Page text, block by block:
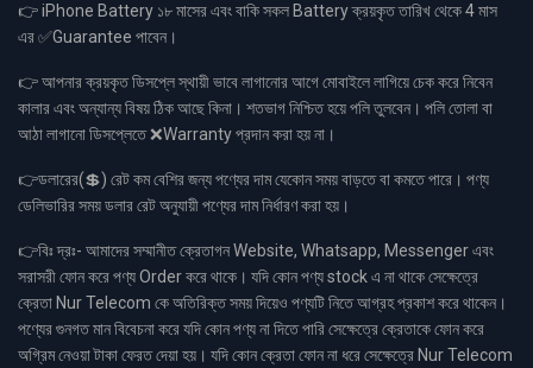
👉 iPhone Battery ১৮ মাসের এবং বাকি সকল Battery ক্রয়কৃত তারিখ থেকে 4 মাস
এর ✅Guarantee পাবেন।
👉 আপনার ক্রয়কৃত ডিসপ্লে স্থায়ী ভাবে লাগানোর আগে মোবাইলে লাগিয়ে চেক করে নিবেন
কালার এবং অন্যান্য বিষয় ঠিক আছে কিনা। শতভাগ নিশ্চিত হয়ে পলি তুলবেন। পলি তোলা বা
আঠা লাগানো ডিসপ্লেতে ❌Warranty প্রদান করা হয় না।
👉ডলারের(💲) রেট কম বেশির জন্য পণ্যের দাম যেকোন সময় বাড়তে বা কমতে পারে। পণ্য
ডেলিভারির সময় ডলার রেট অনুযায়ী পণ্যের দাম নির্ধারণ করা হয়।
👉বিঃ দ্রঃ- আমাদের সম্মানীত ক্রেতাগন Website, Whatsapp, Messenger এবং
সরাসরী ফোন করে পণ্য Order করে থাকে। যদি কোন পণ্য stock এ না থাকে সেক্ষেত্রে
ক্রেতা Nur Telecom কে অতিরিক্ত সময় দিয়েও পণ্যটি নিতে আগ্রহ প্রকাশ করে থাকেন।
পণ্যের গুনগত মান বিবেচনা করে যদি কোন পণ্য না দিতে পারি সেক্ষেত্রে ক্রেতাকে ফোন করে
অগ্রিম নেওয়া টাকা ফেরত দেয়া হয়। যদি কোন ক্রেতা ফোন না ধরে সেক্ষেত্রে Nur Telecom